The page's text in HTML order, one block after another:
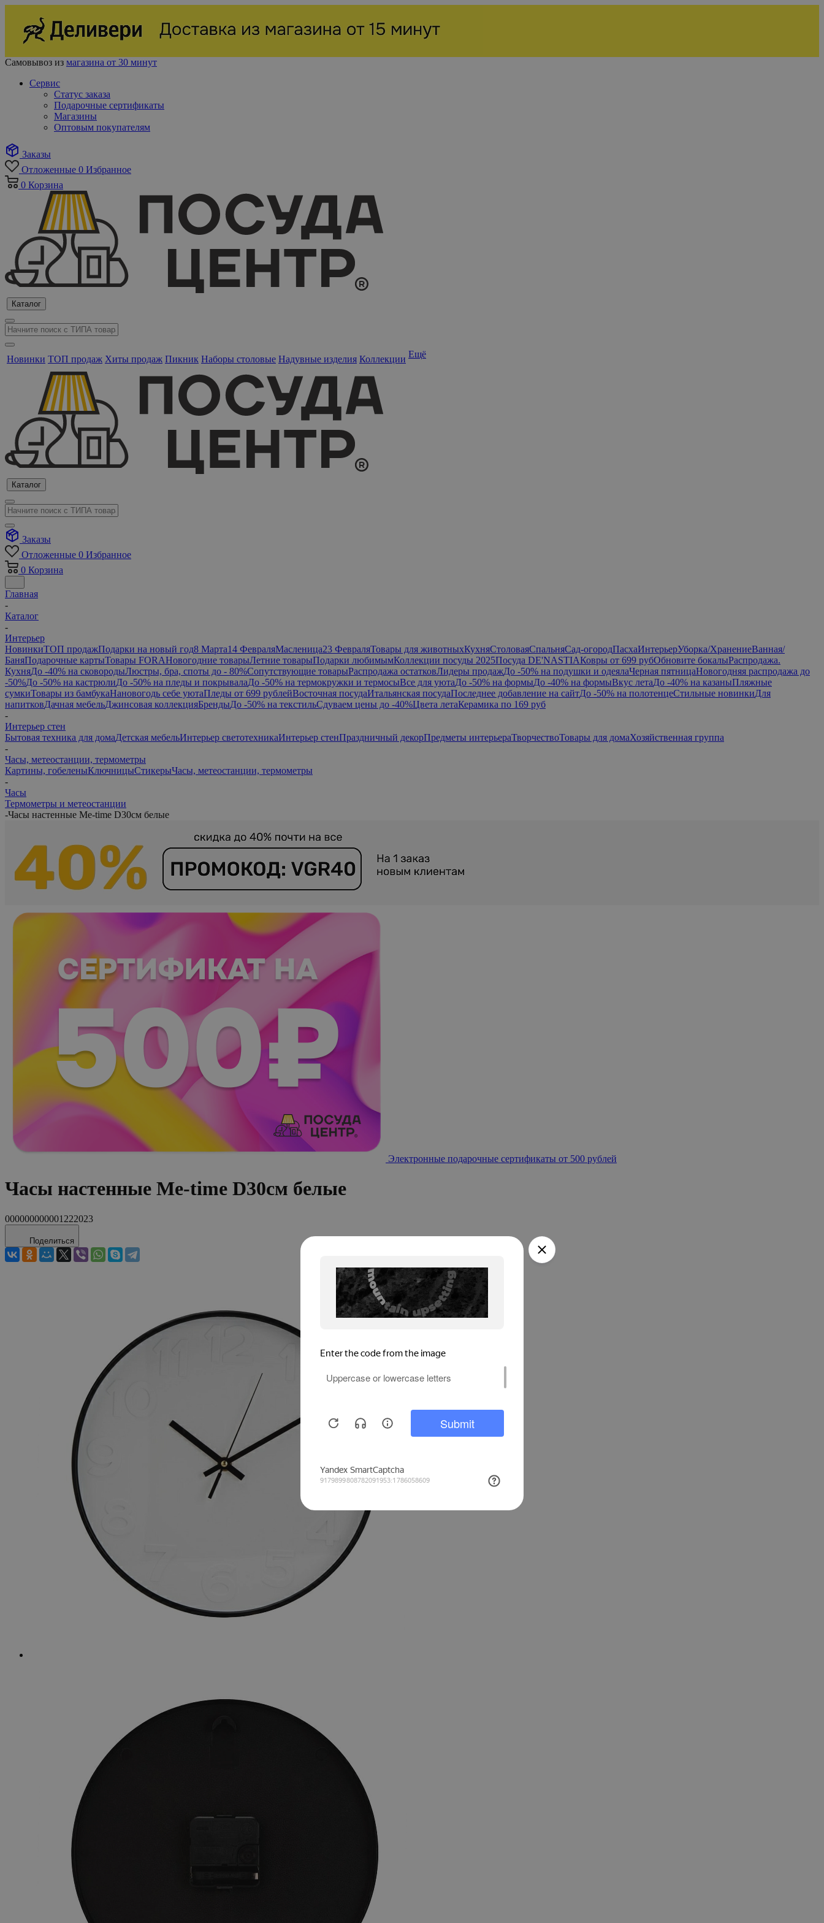
Самовывоз из магазина от 30 минут
Сервис
Статус заказа
Подарочные сертификаты
Магазины
Оптовым покупателям
Заказы
Отложенные 0 Избранное
0 Корзина
Каталог
Новинки ТОП продаж Хиты продаж Пикник Наборы столовые Надувные изделия Коллекции Ещё
Каталог
Заказы
Отложенные 0 Избранное
0 Корзина
Главная
-
Каталог
-
Интерьер
НовинкиТОП продажПодарки на новый год8 Марта14 ФевраляМасленица23 ФевраляТовары для животныхКухняСтоловаяСпальняСад-огородПасхаИнтерьерУборка/ХранениеВанная/
БаняПодарочные картыТовары FORAНовогодние товарыЛетние товарыПодарки любимымКоллекции посуды 2025Посуда DE'NASTIAКовры от 699 рубОбновите бокалыРаспродажа.
КухняДо -40% на сковородыЛюстры, бра, споты до - 80%Сопутствующие товарыРаспродажа остатковЛидеры продажДо -50% на подушки и одеялаЧерная пятницаНовогодняя распродажа до
-50%До -50% на кастрюлиДо -50% на пледы и покрывалаДо -50% на термокружки и термосыВсе для уютаДо -50% на формыДо -40% на формыВкус летаДо -40% на казаныПляжные
сумкиТовары из бамбукаНановогодь себе уютаПледы от 699 рублейВосточная посудаИтальянская посудаПоследнее добавление на сайтДо -50% на полотенцеСтильные новинкиДля
напитковДачная мебельДжинсовая коллекцияБрендыДо -50% на текстильСдуваем цены до -40%Цвета летаКерамика по 169 руб
-
Интерьер стен
Бытовая техника для домаДетская мебельИнтерьер светотехникаИнтерьер стенПраздничный декорПредметы интерьераТворчествоТовары для домаХозяйственная группа
-
Часы, метеостанции, термометры
Картины, гобеленыКлючницыСтикерыЧасы, метеостанции, термометры
-
Часы
Термометры и метеостанции
-Часы настенные Me-time D30см белые
Электронные подарочные сертификаты от 500 рублей
Часы настенные Me-time D30см белые
000000000001222023
Поделиться